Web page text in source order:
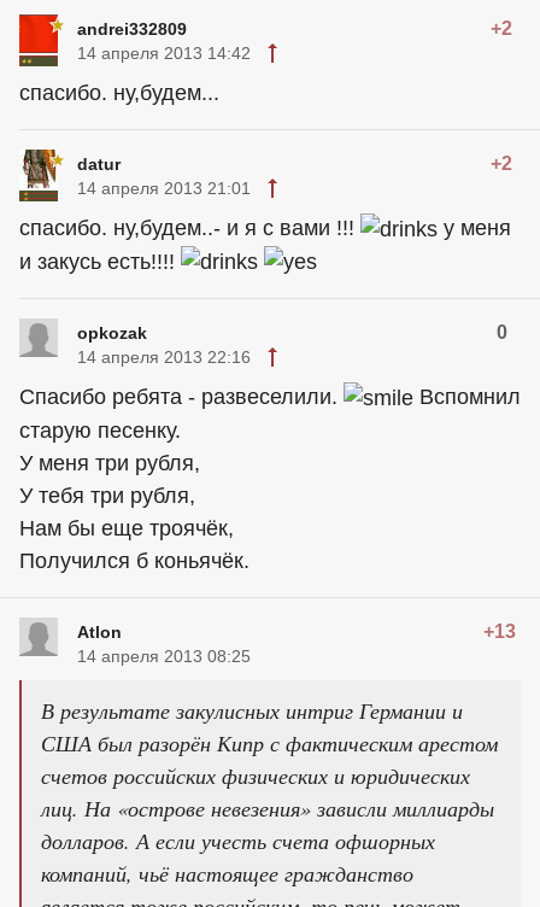
andrei332809 +2
14 апреля 2013 14:42
спасибо. ну,будем...
datur +2
14 апреля 2013 21:01
спасибо. ну,будем..- и я с вами !!!
у меня
и закусь есть!!!!
opkozak 0
14 апреля 2013 22:16
Спасибо ребята - развеселили.
Вспомнил
старую песенку.
У меня три рубля,
У тебя три рубля,
Нам бы еще троячёк,
Получился б коньячёк.
Atlon +13
14 апреля 2013 08:25
В результате закулисных интриг Германии и
США был разорён Кипр с фактическим арестом
счетов российских физических и юридических
лиц. На «острове невезения» зависли миллиарды
долларов. А если учесть счета офшорных
компаний, чьё настоящее гражданство